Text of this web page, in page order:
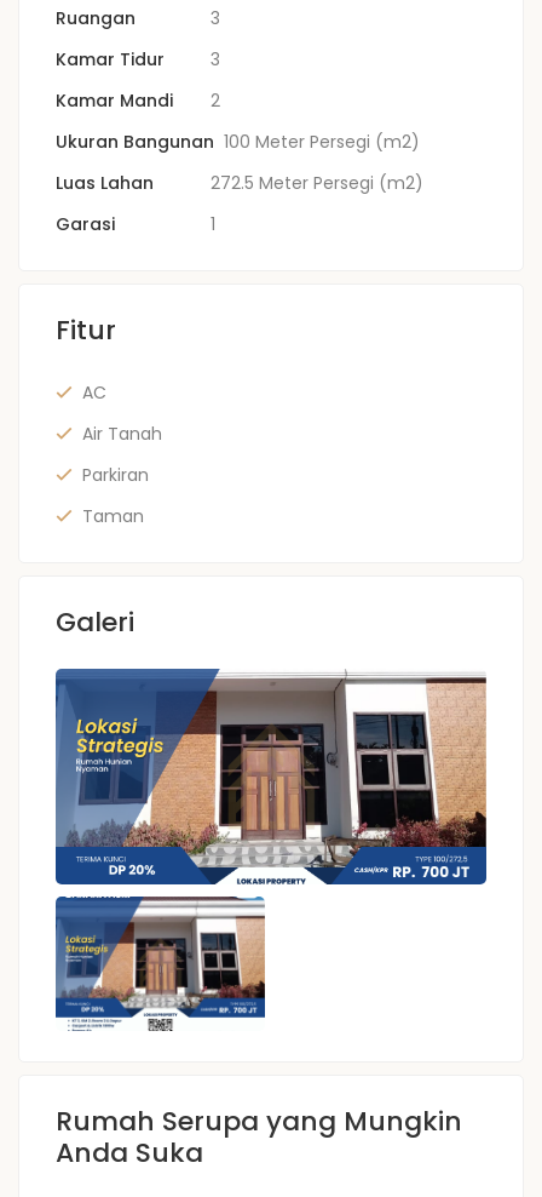
Ruangan
3
Kamar Tidur
3
Kamar Mandi
2
Ukuran Bangunan 100 Meter Persegi (m2)
Luas Lahan
272.5 Meter Persegi (m2)
Garasi
1
Fitur
AC
Air Tanah
Parkiran
Taman
Galeri
Rumah Serupa yang Mungkin
Anda Suka